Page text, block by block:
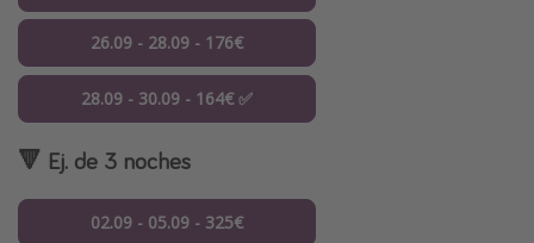
26.09 - 28.09 - 176€
28.09 - 30.09 - 164€ ✅
🔻 Ej. de 3 noches
02.09 - 05.09 - 325€